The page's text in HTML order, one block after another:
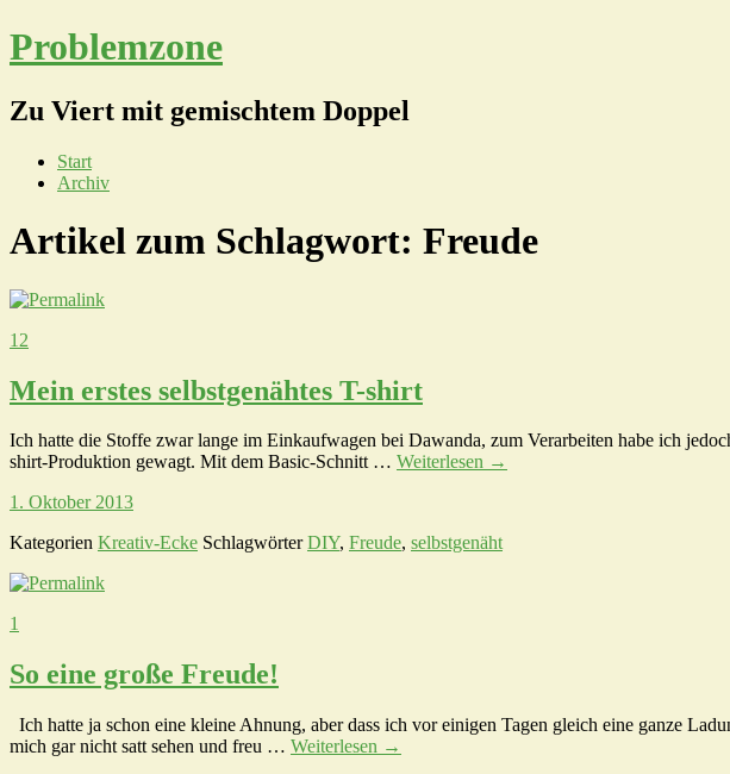
Problemzone
Zu Viert mit gemischtem Doppel
Start
Archiv
Artikel zum Schlagwort: Freude
12
Mein erstes selbstgenähtes T-shirt
Ich hatte die Stoffe zwar lange im Einkaufwagen bei Dawanda, zum Verarbeiten habe ich
shirt-Produktion gewagt. Mit dem Basic-Schnitt … Weiterlesen →
1. Oktober 2013
Kategorien Kreativ-Ecke SchlagwörterDIY, Freude, selbstgenäht
1
So eine große Freude!
Ich hatte ja schon eine kleine Ahnung, aber dass ich vor einigen Tagen gleich eine ganze
mich gar nicht satt sehen und freu … Weiterlesen →